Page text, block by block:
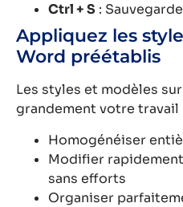
Ctrl + S :
Appliquez les
Word préétablis
Les styles et modèles
grandement votre travail
Homogénéiser
Modifier
sans efforts
Organiser